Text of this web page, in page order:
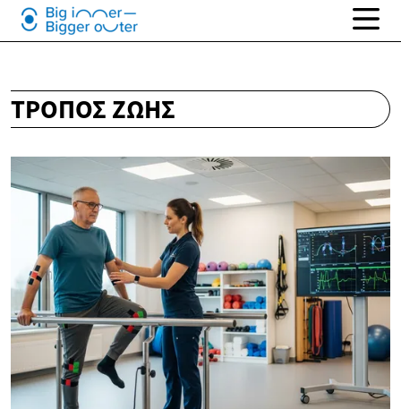
ΤΡΌΠΟΣ ΖΩΉΣ